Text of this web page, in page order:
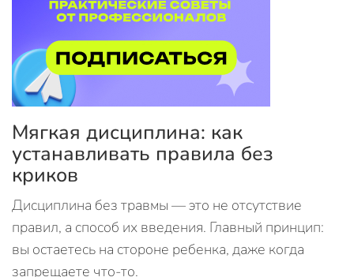
Мягкая дисциплина: как
устанавливать правила без
криков
Дисциплина без травмы — это не отсутствие
правил, а способ их введения. Главный принцип:
вы остаетесь на стороне ребенка, даже когда
запрещаете что-то.